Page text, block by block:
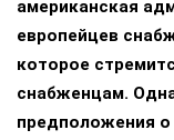
американская
европейцев
которое
снабженцам.
предположения